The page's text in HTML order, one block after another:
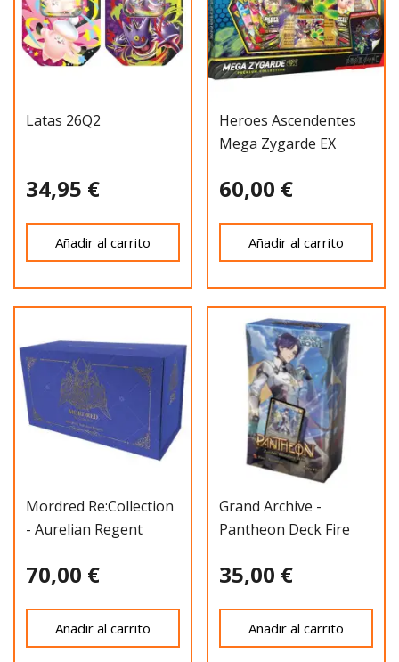
Latas 26Q2
34,95 €
Añadir al carrito
Heroes Ascendentes
Mega Zygarde EX
60,00 €
Añadir al carrito
Mordred Re:Collection
- Aurelian Regent
70,00 €
Añadir al carrito
Grand Archive -
Pantheon Deck Fire
35,00 €
Añadir al carrito